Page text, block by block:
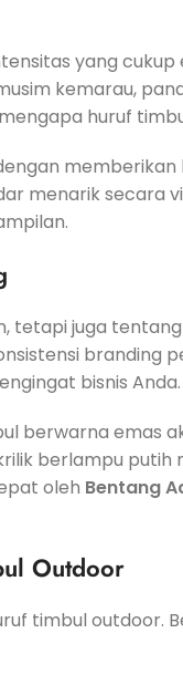
yang
kemarau,
huruf
menarik secara
tetapi juga
branding
bisnis Anda.
berwarna emas
berlampu putih
oleh Bentang
Outdoor
timbul outdoor.